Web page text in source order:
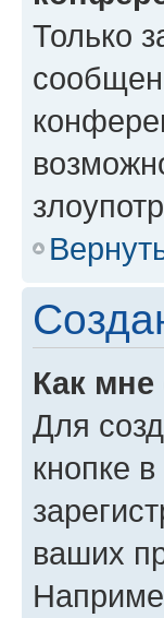
Только
Как
Для
кнопке
ваших